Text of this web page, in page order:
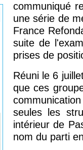
communiqué
une série de
France
suite de
prises de
Réuni le 6
que ces
seules les
intérieur de
nom du parti